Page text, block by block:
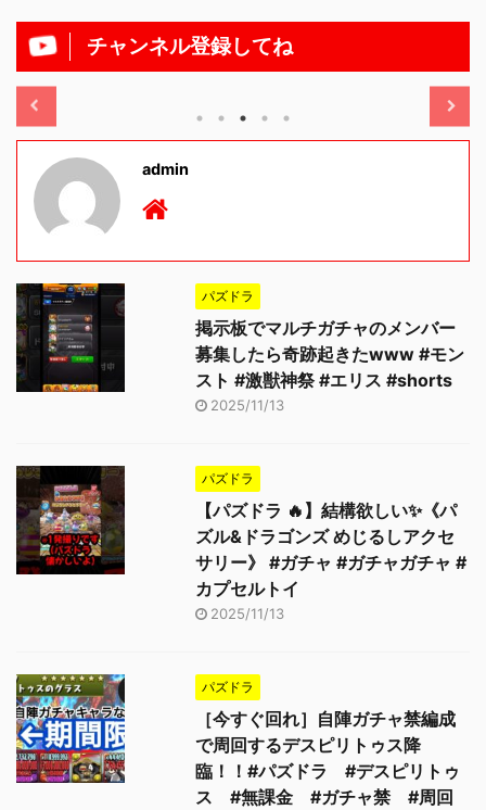
チャンネル登録してね
11/13
admin
パズドラ
掲示板でマルチガチャのメンバー
募集したら奇跡起きたwww #モン
スト #激獣神祭 #エリス #shorts
2025/11/13
パズドラ
【パズドラ 🔥】結構欲しい✨《パ
ズル&ドラゴンズ めじるしアクセ
サリー》 #ガチャ #ガチャガチャ #
カプセルトイ
2025/11/13
パズドラ
［今すぐ回れ］自陣ガチャ禁編成
で周回するデスピリトゥス降
臨！！#パズドラ #デスピリトゥ
ス #無課金 #ガチャ禁 #周回